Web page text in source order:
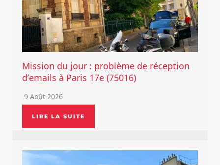
Mission du jour : problème de réception
d’emails à Paris 17e (75016)
9 Août 2026
LIRE LA SUITE